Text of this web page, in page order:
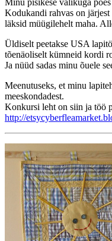
Kodukandi rahvas on järjest
läksid müügilehelt maha.
Üldiselt peetakse USA
tõenäoliselt kümneid kordi
Ja nüüd sadas minu õuele
Meenutuseks, et minu
meeskondadest.
Konkursi leht on siin ja töö
http://